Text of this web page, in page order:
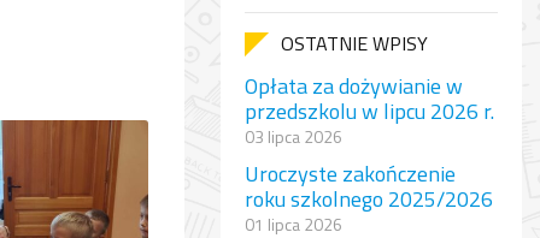
OSTATNIE WPISY
Opłata za dożywianie w
przedszkolu w lipcu 2026 r.
03 lipca 2026
Uroczyste zakończenie
roku szkolnego 2025/2026
01 lipca 2026